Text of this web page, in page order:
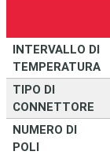
INTERVALLO DI
TEMPERATURA
TIPO DI
CONNETTORE
NUMERO DI
POLI